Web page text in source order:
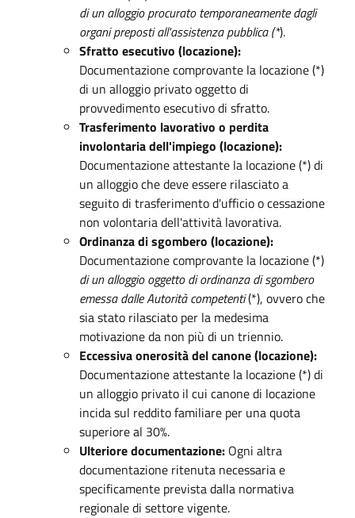
di un alloggio procurato temporaneamente dagli
organi preposti all'assistenza pubblica (*).
Sfratto esecutivo (locazione):
Documentazione comprovante la locazione (*)
di un alloggio privato oggetto di
provvedimento esecutivo di sfratto.
Trasferimento lavorativo o perdita
involontaria dell'impiego (locazione):
Documentazione attestante la locazione (*) di
un alloggio che deve essere rilasciato a
seguito di trasferimento d'ufficio o cessazione
non volontaria dell'attività lavorativa.
Ordinanza di sgombero (locazione):
Documentazione comprovante la locazione (*)
di un alloggio oggetto di ordinanza di sgombero
emessa dalle Autorità competenti(*), ovvero che
sia stato rilasciato per la medesima
motivazione da non più di un triennio.
Eccessiva onerosità del canone (locazione):
Documentazione attestante la locazione (*) di
un alloggio privato il cui canone di locazione
incida sul reddito familiare per una quota
superiore al 30%.
Ulteriore documentazione: Ogni altra
documentazione ritenuta necessaria e
specificamente prevista dalla normativa
regionale di settore vigente.